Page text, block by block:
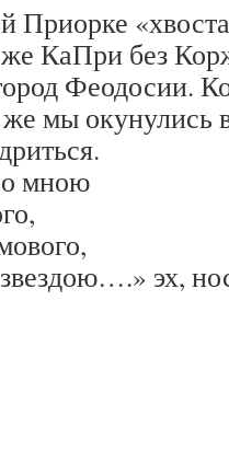
Приорке
КаПри без
Феодосии.
мы окунулись
мною
эх,